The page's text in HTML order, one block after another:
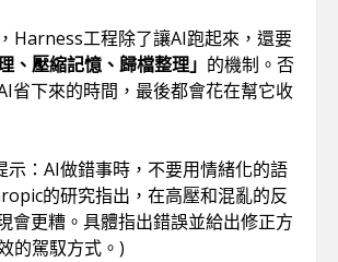
Harness工程除了讓AI跑起來，還要
、壓縮記憶、歸檔整理」 的機制。否
省下來的時間，最後都會花在幫它收
示：AI做錯事時，不要用情緒化的語
的研究指出，在高壓和混亂的反
會更糟。具體指出錯誤並給出修正方
的駕馭方式。)